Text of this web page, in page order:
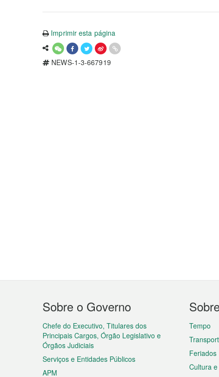
Imprimir esta página
NEWS-1-3-667919
Menu
do
rodapé
Sobre o Governo
Chefe do Executivo, Titulares dos
Principais Cargos, Órgão Legislativo e
Órgãos Judiciais
Serviços e Entidades Públicos
APM
Tempo
Feriados
Cultura